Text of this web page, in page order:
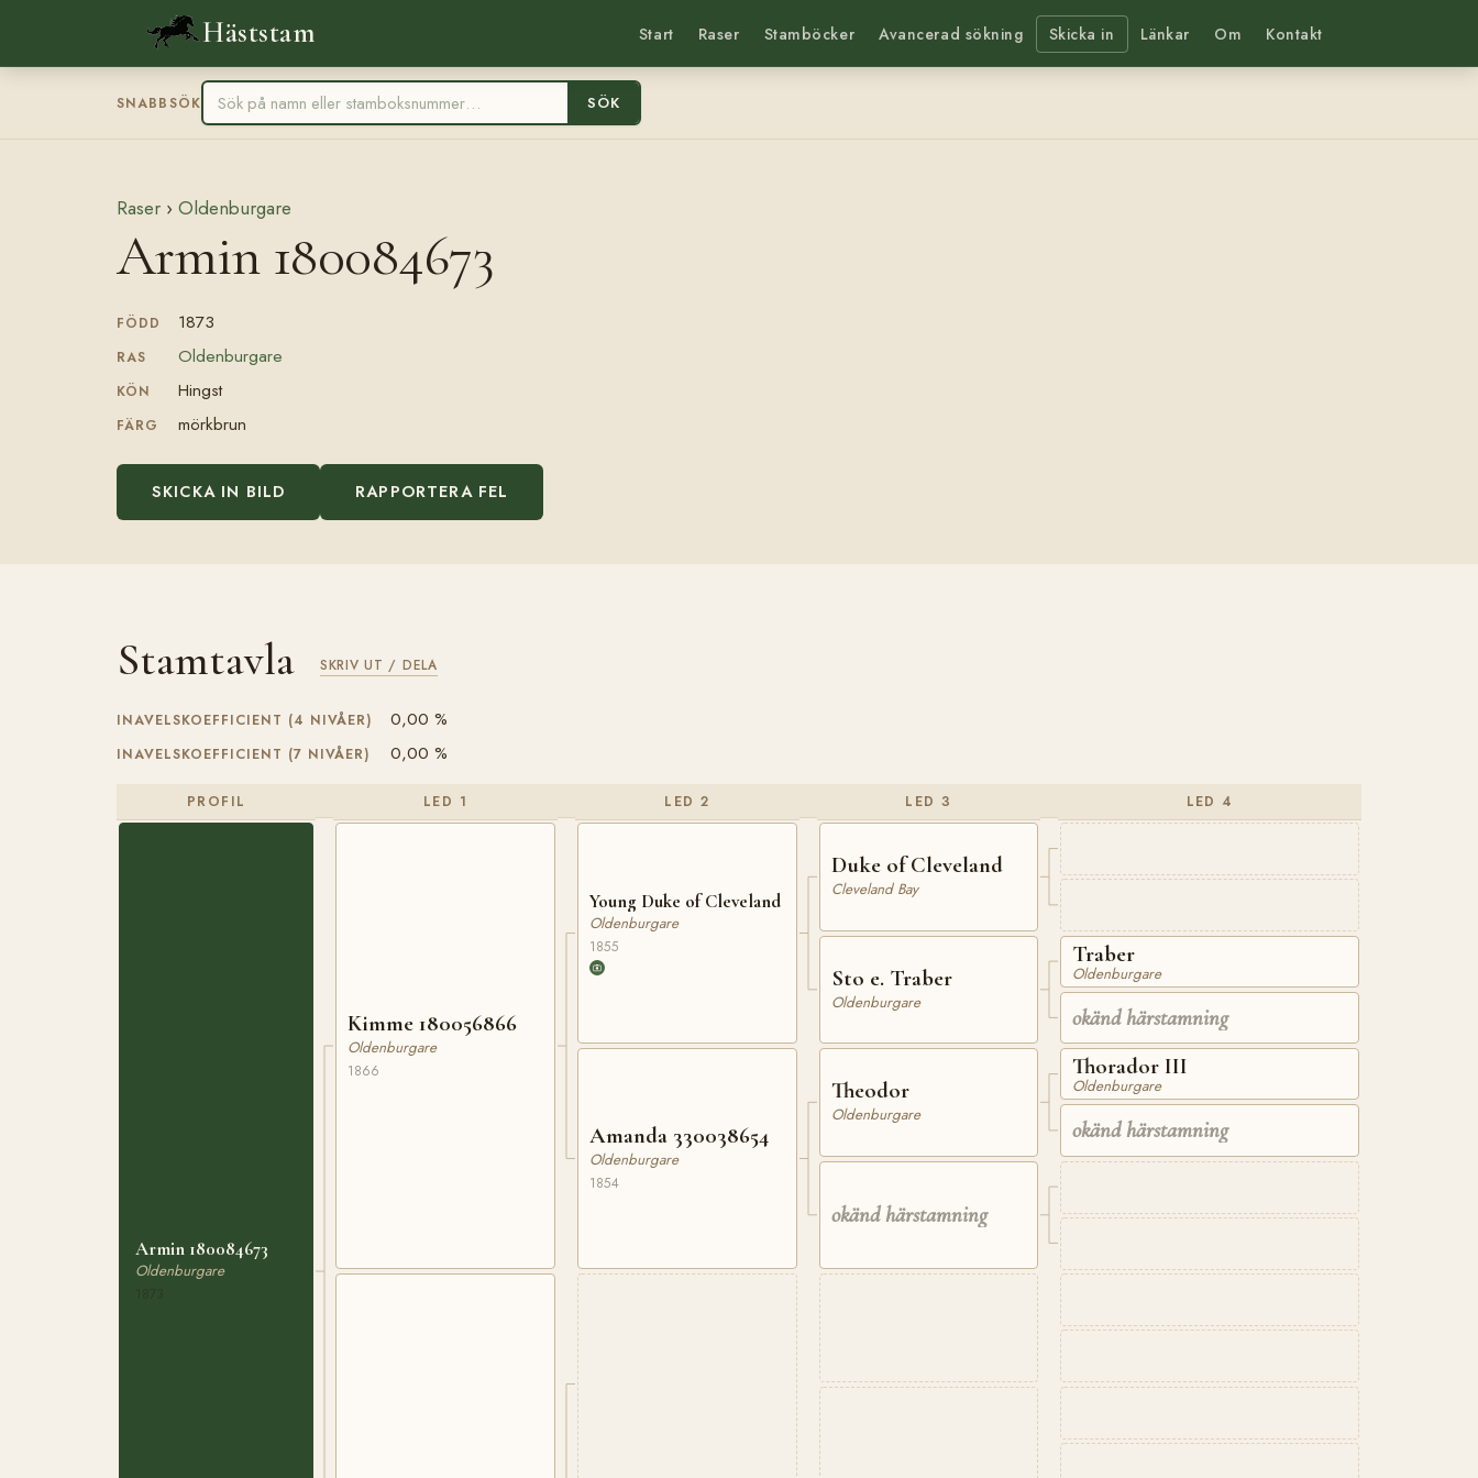
Häststam Start Raser Stamböcker Avancerad sökning Skicka in Länkar Om Kontakt
SNABBSÖK SÖK
Raser › Oldenburgare
Armin 180084673
FÖDD 1873
RAS Oldenburgare
KÖN Hingst
FÄRG mörkbrun
SKICKA IN BILD RAPPORTERA FEL
Stamtavla SKRIV UT / DELA
INAVELSKOEFFICIENT (4 NIVÅER) 0,00 %
INAVELSKOEFFICIENT (7 NIVÅER) 0,00 %
PROFIL
Armin 180084673
Oldenburgare
LED 1
Kimme 180056866
Oldenburgare
1866
LED 2
Young Duke of Cleveland
Oldenburgare
1855
Amanda 330038654
Oldenburgare
1854
LED 3
Duke of Cleveland
Cleveland Bay
Sto e. Traber
Oldenburgare
Theodor
Oldenburgare
okänd härstamning
LED 4
Traber
Oldenburgare
okänd härstamning
Thorador III
Oldenburgare
okänd härstamning